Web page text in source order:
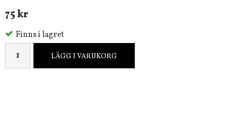
75 kr
Finns i lagret
LÄGG I VARUKORG